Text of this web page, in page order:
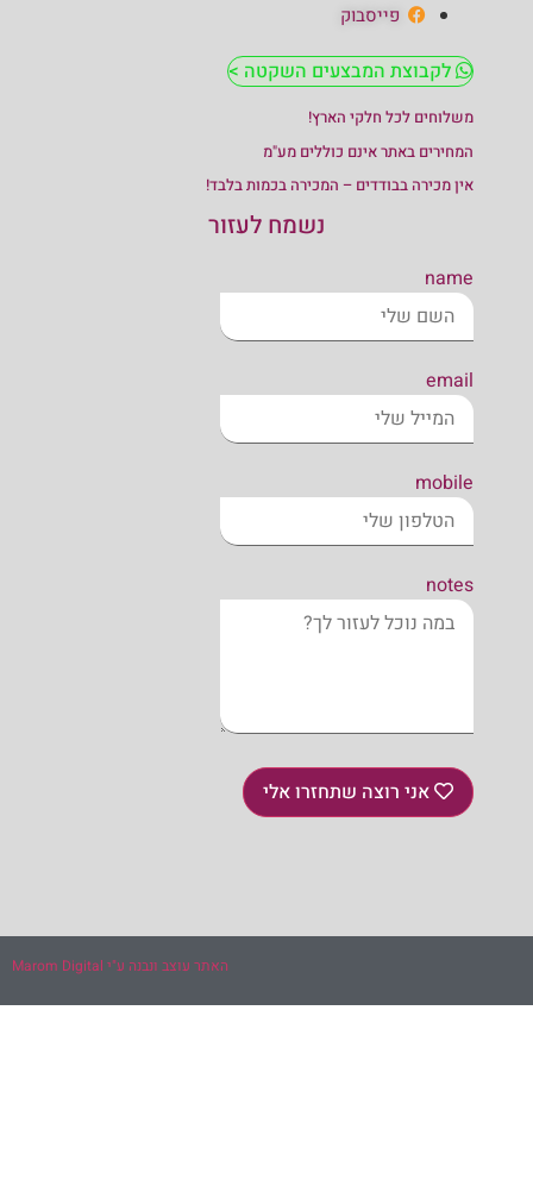
פייסבוק
לקבוצת המבצעים השקטה >
משלוחים לכל חלקי הארץ!
המחירים באתר אינם כוללים מע"מ
אין מכירה בבודדים – המכירה בכמות בלבד!
נשמח לעזור
name
email
mobile
notes
אני רוצה שתחזרו אלי
האתר עוצב ונבנה ע"י Marom Digital